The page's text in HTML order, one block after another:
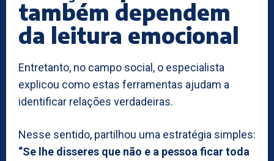
também dependem
da leitura emocional
Entretanto, no campo social, o especialista
explicou como estas ferramentas ajudam a
identificar relações verdadeiras.
Nesse sentido, partilhou uma estratégia simples:
“Se lhe disseres que não e a pessoa ficar toda